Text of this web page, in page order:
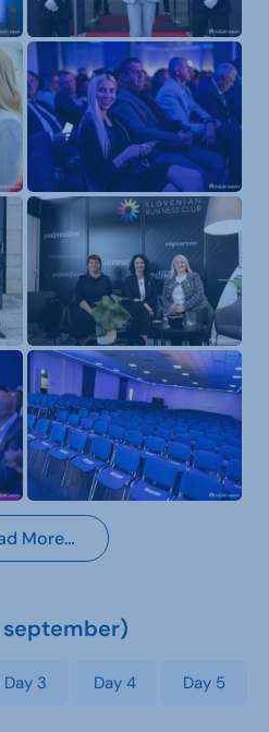
More…
september)
Day 3 Day 4 Day 5